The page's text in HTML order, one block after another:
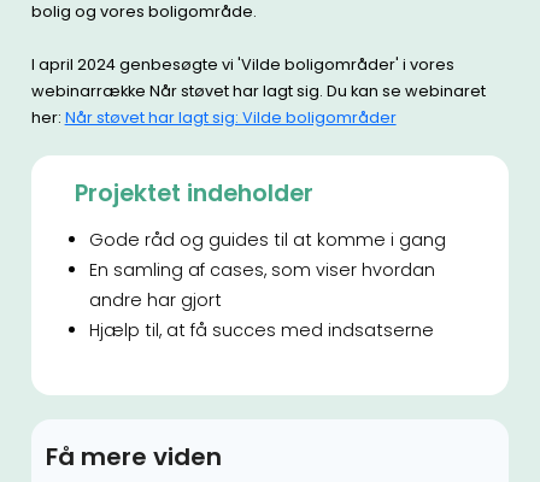
bolig og vores boligområde.
I april 2024 genbesøgte vi 'Vilde boligområder' i vores
webinarrække Når støvet har lagt sig. Du kan se webinaret
her: Når støvet har lagt sig: Vilde boligområder
Projektet indeholder
Gode råd og guides til at komme i gang
En samling af cases, som viser hvordan
andre har gjort
Hjælp til, at få succes med indsatserne
Få mere viden